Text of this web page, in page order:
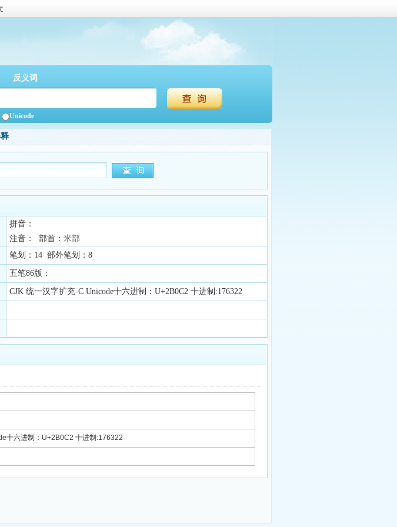
反义词
Unicode
拼音：
注音： 部首： 米部
笔划：14 部外笔划：8
五笔86版：
CJK 统一汉字扩充-C Unicode十六进制：U+2B0C2 十进制:176322
十六进制：U+2B0C2 十进制:176322